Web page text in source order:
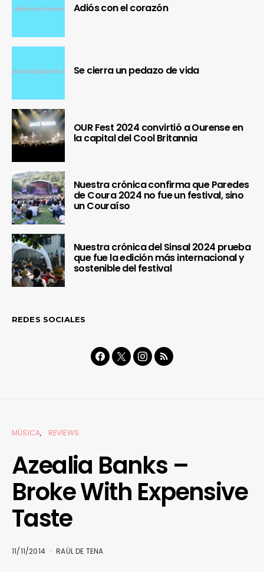
Adiós con el corazón
Se cierra un pedazo de vida
OUR Fest 2024 convirtió a Ourense en
la capital del Cool Britannia
Nuestra crónica confirma que Paredes
de Coura 2024 no fue un festival, sino
un Couraíso
Nuestra crónica del Sinsal 2024 prueba
que fue la edición más internacional y
sostenible del festival
REDES SOCIALES
MÚSICA REVIEWS
Azealia Banks –
Broke With Expensive
Taste
11/11/2014 RAÜL DE TENA